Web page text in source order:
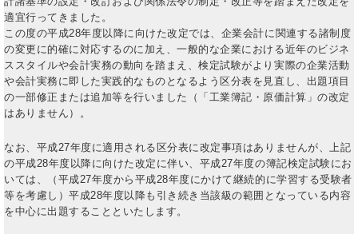
適宜行ってきました。
この度の平成28年度以降に向けた改定では、企業会計に関連する諸制度
の変更に的確に対応するのに加え、一般的な企業における近年のビジネ
ススタイルや会計実務の動向を踏まえ、検定試験がより実際の企業活動
や会計実務に即した実践的なものとなるよう区分表を見直し、出題項目
の一部修正または追加等を行いました（「工業簿記・原価計算」の改定
はありません）。
なお、平成27年度に適用される区分表に改定事項はありませんが、上記
の平成28年度以降に向けた改定に伴い、平成27年度の簿記検定試験にお
いては、（平成27年度から平成28年度にかけて継続的に学習する受験者
等を考慮し）平成28年度以降も引き続き当該級の範囲となっている内容
を中心に出題することといたします。